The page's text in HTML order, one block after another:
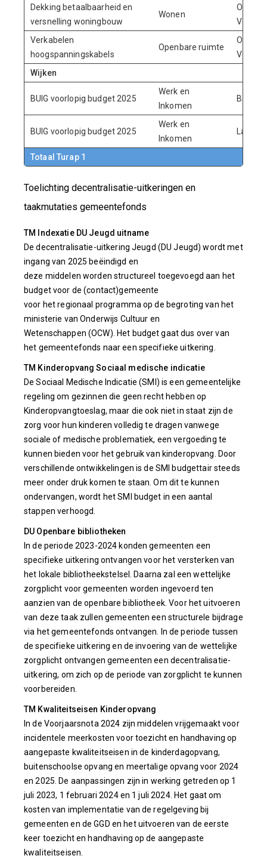
Dekking betaalbaarheid en
versnelling woningbouw
Wonen
Verkabelen
hoogspanningskabels
Openbare ruimte
Wijken
BUIG voorlopig budget 2025
Werk en
Inkomen
Baten
BUIG voorlopig budget 2025
Werk en
Inkomen
Lasten
Totaal Turap 1
Toelichting decentralisatie-uitkeringen en
taakmutaties gemeentefonds
TM Indexatie DU Jeugd uitname
De decentralisatie-uitkering Jeugd (DU Jeugd) wordt met
ingang van 2025 beëindigd en
deze middelen worden structureel toegevoegd aan het
budget voor de (contact)gemeente
voor het regionaal programma op de begroting van het
ministerie van Onderwijs Cultuur en
Wetenschappen (OCW). Het budget gaat dus over van
het gemeentefonds naar een specifieke uitkering.
TM Kinderopvang Sociaal medische indicatie
De Sociaal Medische Indicatie (SMI) is een gemeentelijke
regeling om gezinnen die geen recht hebben op
Kinderopvangtoeslag, maar die ook niet in staat zijn de
zorg voor hun kinderen volledig te dragen vanwege
sociale of medische problematiek, een vergoeding te
kunnen bieden voor het gebruik van kinderopvang. Door
verschillende ontwikkelingen is de SMI budgettair steeds
meer onder druk komen te staan. Om dit te kunnen
ondervangen, wordt het SMI budget in een aantal
stappen verhoogd.
DU Openbare bibliotheken
In de periode 2023-2024 konden gemeenten een
specifieke uitkering ontvangen voor het versterken van
het lokale bibliotheekstelsel. Daarna zal een wettelijke
zorgplicht voor gemeenten worden ingevoerd ten
aanzien van de openbare bibliotheek. Voor het uitvoeren
van deze taak zullen gemeenten een structurele bijdrage
via het gemeentefonds ontvangen. In de periode tussen
de specifieke uitkering en de invoering van de wettelijke
zorgplicht ontvangen gemeenten een decentralisatie-
uitkering, om zich op de periode van zorgplicht te kunnen
voorbereiden.
TM Kwaliteitseisen Kinderopvang
In de Voorjaarsnota 2024 zijn middelen vrijgemaakt voor
incidentele meerkosten voor toezicht en handhaving op
aangepaste kwaliteitseisen in de kinderdagopvang,
buitenschoolse opvang en meertalige opvang voor 2024
en 2025. De aanpassingen zijn in werking getreden op 1
juli 2023, 1 februari 2024 en 1 juli 2024. Het gaat om
kosten van implementatie van de regelgeving bij
gemeenten en de GGD en het uitvoeren van de eerste
keer toezicht en handhaving op de aangepaste
kwaliteitseisen.